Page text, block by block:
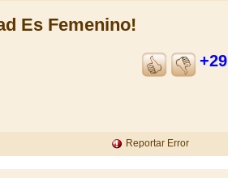
Es Femenino!
+29
Reportar Error